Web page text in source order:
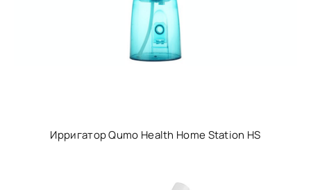
Ирригатор Qumo Health Home Station HS